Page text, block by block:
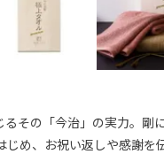
その「今治」の実力。剛
じめ、お祝い返しや感謝を